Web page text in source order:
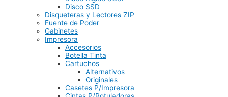
Disco SSD
Disqueteras y Lectores ZIP
Fuente de Poder
Gabinetes
Impresora
Accesorios
Botella Tinta
Cartuchos
Alternativos
Originales
Casetes P/Impresora